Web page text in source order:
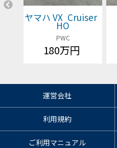
ヤマハ VX Cruiser
HO
PWC
180万円
運営会社
利用規約
ご利用マニュアル